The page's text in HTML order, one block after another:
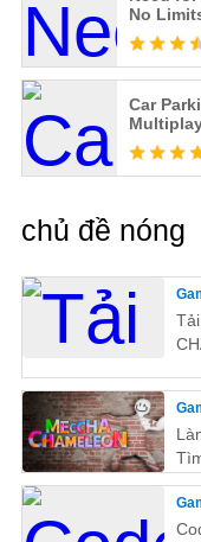
No
Car
chủ đề nóng
Để